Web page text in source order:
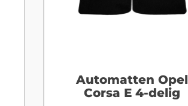
Automatten Opel
Corsa E 4-delig